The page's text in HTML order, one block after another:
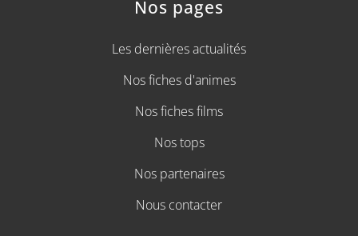
Nos pages
Les dernières actualités
Nos fiches d'animes
Nos fiches films
Nos tops
Nos partenaires
Nous contacter